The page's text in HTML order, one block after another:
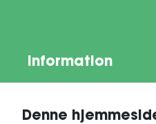
Denne
Information